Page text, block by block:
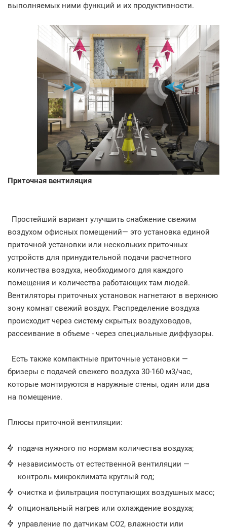
выполняемых ними функций и их продуктивности.
Приточная вентиляция
Простейший вариант улучшить снабжение свежим
воздухом офисных помещений— это установка единой
приточной установки или нескольких приточных
устройств для принудительной подачи расчетного
количества воздуха, необходимого для каждого
помещения и количества работающих там людей.
Вентиляторы приточных установок нагнетают в верхнюю
зону комнат свежий воздух. Распределение воздуха
происходит через систему скрытых воздуховодов,
рассеивание в объеме - через специальные диффузоры.
Есть также компактные приточные установки —
бризеры с подачей свежего воздуха 30-160 м3/час,
которые монтируются в наружные стены, один или два
на помещение.
Плюсы приточной вентиляции:
подача нужного по нормам количества воздуха;
независимость от естественной вентиляции —
контроль микроклимата круглый год;
очистка и фильтрация поступающих воздушных масс;
опциональный нагрев или охлаждение воздуха;
управление по датчикам CO2, влажности или